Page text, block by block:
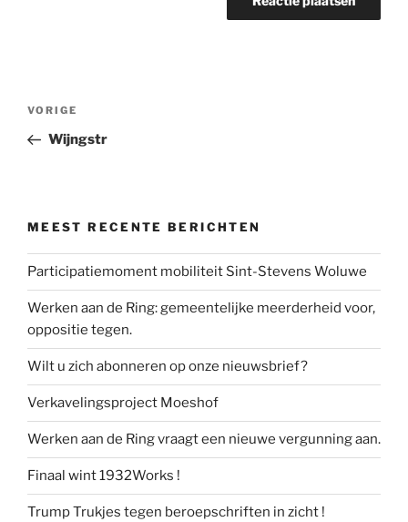
Berichtnavigatie
Vorig
bericht
VORIGE
Wijngstr
MEEST RECENTE BERICHTEN
Participatiemoment mobiliteit Sint-Stevens Woluwe
Werken aan de Ring: gemeentelijke meerderheid voor,
oppositie tegen.
Wilt u zich abonneren op onze nieuwsbrief?
Verkavelingsproject Moeshof
Werken aan de Ring vraagt een nieuwe vergunning aan.
Finaal wint 1932Works !
Trump Trukjes tegen beroepschriften in zicht !